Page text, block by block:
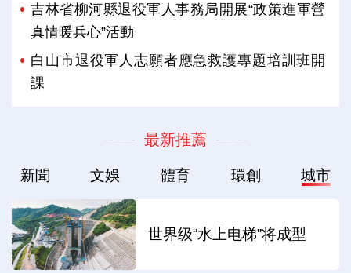
吉林省柳河縣退役軍人事務局開展“政策進軍營
真情暖兵心”活動
白山市退役軍人志願者應急救護專題培訓班開
課
最新推薦
新聞 文娛 體育 環創 城市
世界级“水上电梯”将成型